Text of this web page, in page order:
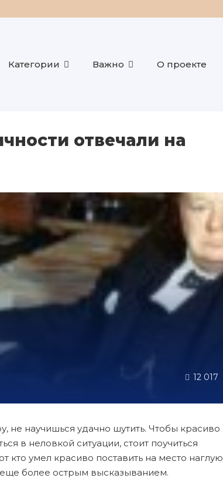
Категории Важно О проекте
отвечали на
12 017
научишься удачно шутить. Чтобы красиво
в неловкой ситуации, стоит поучиться
кто умел красиво поставить на место наглую
еще более острым высказыванием.